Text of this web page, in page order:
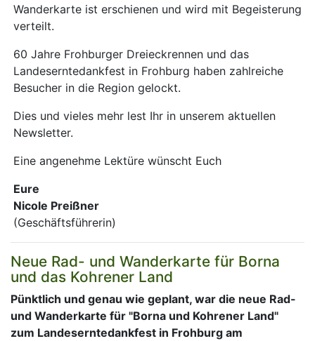
Wanderkarte ist erschienen und wird mit Begeisterung
verteilt.
60 Jahre Frohburger Dreieckrennen und das
Landeserntedankfest in Frohburg haben zahlreiche
Besucher in die Region gelockt.
Dies und vieles mehr lest Ihr in unserem aktuellen
Newsletter.
Eine angenehme Lektüre wünscht Euch
Eure
Nicole Preißner
(Geschäftsführerin)
Neue Rad- und Wanderkarte für Borna
und das Kohrener Land
Pünktlich und genau wie geplant, war die neue Rad-
und Wanderkarte für "Borna und Kohrener Land"
zum Landeserntedankfest in Frohburg am